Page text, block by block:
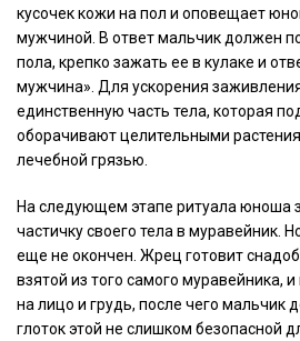
кусочек кожи на пол и оповещает
мужчиной. В ответ мальчик должен
пола, крепко зажать ее в кулаке и
мужчина». Для ускорения
единственную часть тела, которая
оборачивают целительными
лечебной грязью.
На следующем этапе ритуала юноша
частичку своего тела в муравейник.
еще не окончен. Жрец готовит
взятой из того самого муравейника,
на лицо и грудь, после чего мальчик
глоток этой не слишком безопасной